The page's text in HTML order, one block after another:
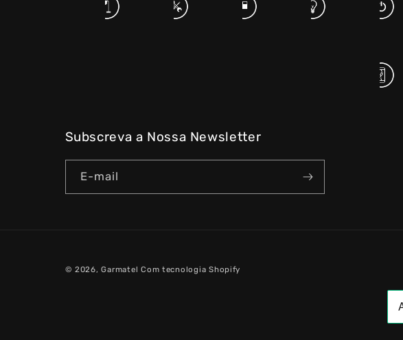
Subscreva a Nossa Newsletter
E-mail
© 2026,Garmatel Com tecnologia Shopify